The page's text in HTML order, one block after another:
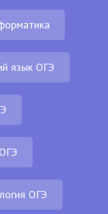
язык ОГЭ
ОГЭ